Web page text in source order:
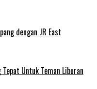
dengan JR East
Untuk Teman Liburan